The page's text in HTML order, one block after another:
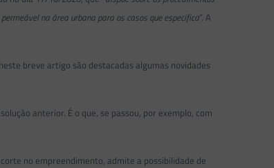
na área urbana para os casos que especifica”. A
breve artigo são destacadas algumas novidades
anterior. É o que, se passou, por exemplo, com
no empreendimento, admite a possibilidade de